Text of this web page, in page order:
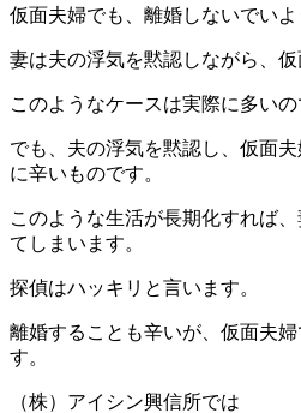
仮面夫婦でも、離婚しないでいよ
妻は夫の浮気を黙認しながら、仮
このようなケースは実際に多いの
でも、夫の浮気を黙認し、仮面
に辛いものです。
このような生活が長期化すれば
てしまいます。
探偵はハッキリと言います。
離婚することも辛いが、仮面夫
す。
（株）アイシン興信所では